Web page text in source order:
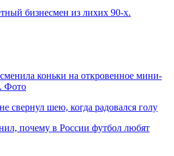
бизнесмен из лихих 90-х.
коньки на откровенное мини-
Фото
свернул шею, когда радовался голу
почему в России футбол любят